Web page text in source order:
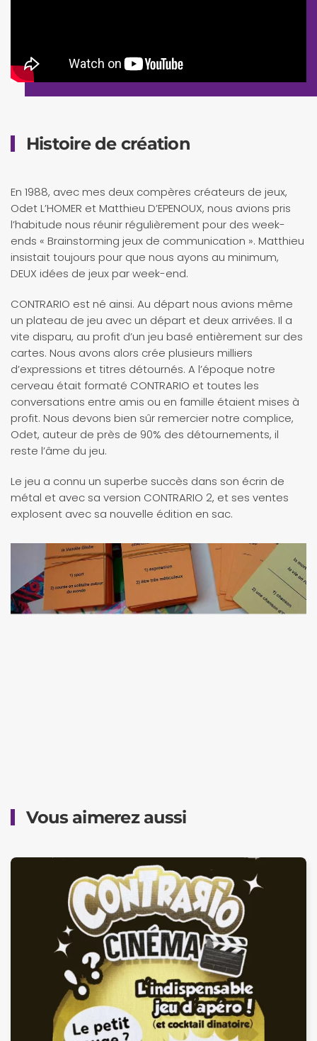
Histoire de création
En 1988, avec mes deux compères créateurs de jeux,
Odet L’HOMER et Matthieu D’EPENOUX, nous avions pris
l’habitude nous réunir régulièrement pour des week-
ends « Brainstorming jeux de communication ». Matthieu
insistait toujours pour que nous ayons au minimum,
DEUX idées de jeux par week-end.
CONTRARIO est né ainsi. Au départ nous avions même
un plateau de jeu avec un départ et deux arrivées. Il a
vite disparu, au profit d’un jeu basé entièrement sur des
cartes. Nous avons alors crée plusieurs milliers
d’expressions et titres détournés. A l’époque notre
cerveau était formaté CONTRARIO et toutes les
conversations entre amis ou en famille étaient mises à
profit. Nous devons bien sûr remercier notre complice,
Odet, auteur de près de 90% des détournements, il
reste l’âme du jeu.
Le jeu a connu un superbe succès dans son écrin de
métal et avec sa version CONTRARIO 2, et ses ventes
explosent avec sa nouvelle édition en sac.
Vous aimerez aussi